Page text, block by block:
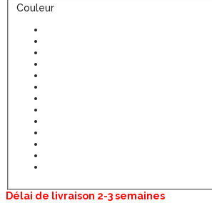
Couleur
Délai de livraison 2-3 semaines